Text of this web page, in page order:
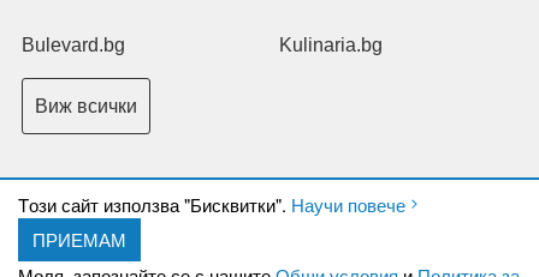
Tози сайт използва "Бисквитки". Научи повече
ПРИЕМАМ
Bulevard.bg Kulinaria.bg
Виж всички
Copyright © 2026 Ксениум ООД. Всички права запазени.